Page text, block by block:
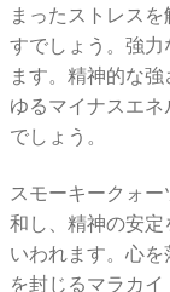
まったストレス
すでしょう。強
ます。精神的な
ゆるマイナスエ
でしょう。
スモーキークォ
和し、精神の安
いわれます。心
を封じるマラカ